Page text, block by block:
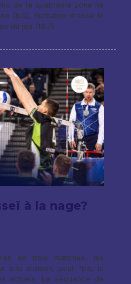
de la quatrième zone ne
(8:5), Kurbatov dresse le
du jeu (10:7).
à la nage?
en trois matches, les
à la maison, peut-?tre, le
actuels. La séquence de